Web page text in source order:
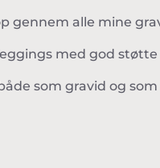
gennem alle mine
med god
som gravid og